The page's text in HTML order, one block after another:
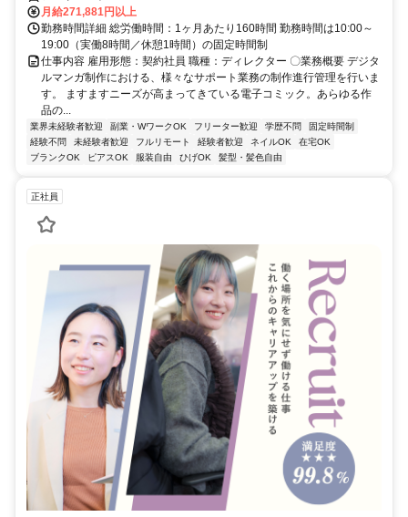
月給271,881円以上
勤務時間詳細 総労働時間：1ヶ月あたり160時間 勤務時間は10:00～
19:00（実働8時間／休憩1時間）の固定時間制
仕事内容 雇用形態：契約社員 職種：ディレクター 〇業務概要 デジタ
ルマンガ制作における、様々なサポート業務の制作進行管理を行いま
す。 ますますニーズが高まってきている電子コミック。あらゆる作
品の...
業界未経験者歓迎 副業・WワークOK フリーター歓迎 学歴不問
固定時間制
経験不問
未経験者歓迎 フルリモート 経験者歓迎 ネイルOK
在宅OK
ブランクOK
ピアスOK 服装自由 ひげOK 髪型・髪色自由
正社員